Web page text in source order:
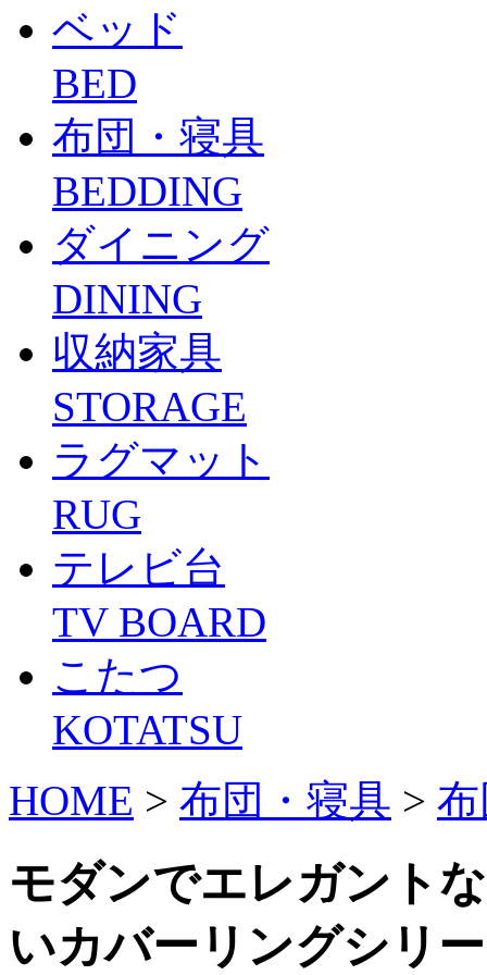
ベッド
BED
布団・寝具
BEDDING
ダイニング
DINING
収納家具
STORAGE
ラグマット
RUG
テレビ台
TV BOARD
こたつ
KOTATSU
HOME > 布団・寝具 >
モダンでエレガント
いカバーリングシリ